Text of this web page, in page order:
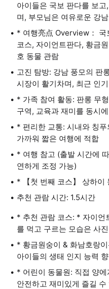
아이들은 국보 판다를 보
며, 부모님은 여유로운 강
* 여행亮点 Overview： 국
코스, 자이언트판다, 황금
호 동물 관람
고진 탐방: 강남 풍모의 판
시장이 활기차며, 최근 인
* 가족 참여 활동: 판롱 무
구역, 교육과 재미를 동시에
* 편리한 교통: 시내와 칭
가까워 짧은 여행에 적합
* 여행 참고 (출발 시간에
연하게 조정 가능)
* 【첫 번째 코스】 상하이
추천 관람 시간: 1.5시간
* 추천 관람 코스: * 자이언
를 먹고 구르는 모습은 사
* 황금원숭이 & 화남호랑
아이들의 생태 인지 능력
* 어린이 동물원: 직접 양
안전하고 재미있게 즐길 수